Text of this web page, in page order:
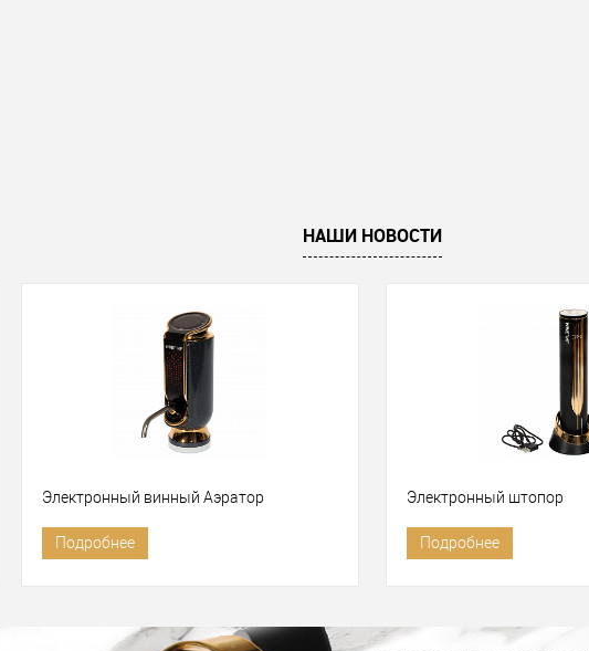
НАШИ НОВОСТИ
Электронный винный Аэратор
Подробнее
Электронный штопор
Подробнее